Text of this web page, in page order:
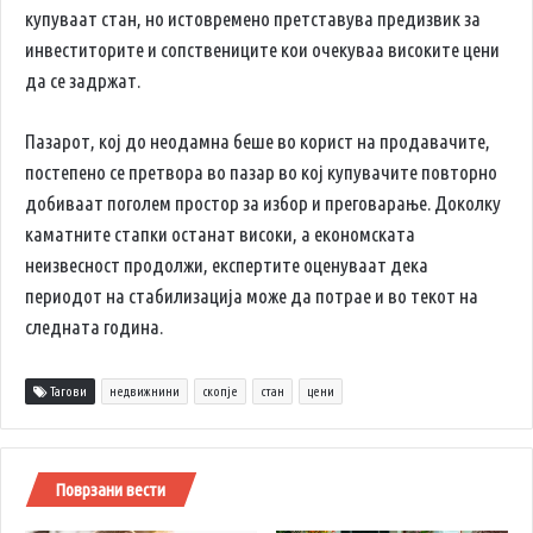
купуваат стан, но истовремено претставува предизвик за
инвеститорите и сопствениците кои очекуваа високите цени
да се задржат.
Пазарот, кој до неодамна беше во корист на продавачите,
постепено се претвора во пазар во кој купувачите повторно
добиваат поголем простор за избор и преговарање. Доколку
каматните стапки останат високи, а економската
неизвесност продолжи, експертите оценуваат дека
периодот на стабилизација може да потрае и во текот на
следната година.
Тагови недвижнини скопје стан цени
Поврзани вести